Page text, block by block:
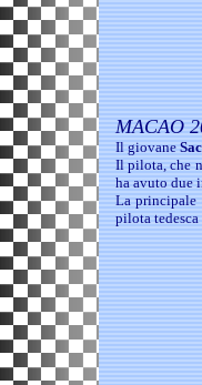
MACAO
Il giovane
Il pilota, che
ha avuto due
La principale
pilota